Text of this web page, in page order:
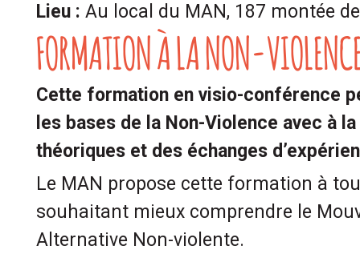
Lieu : Au local du MAN, 187 montée
FORMATION À LA NON-
Cette formation en visio-conférence
les bases de la Non-Violence avec à
théoriques et des échanges
Le MAN propose cette formation à
souhaitant mieux comprendre le
Alternative Non-violente.